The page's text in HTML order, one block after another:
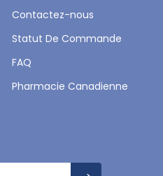
Contactez-nous
Statut De Commande
FAQ
Pharmacie Canadienne